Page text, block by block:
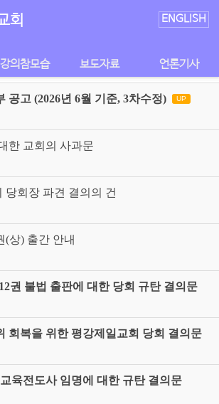
회 ENGLISH
의참모습 보도자료 언론기사
공고 (2026년 6월 기준, 3차수정) UP
한 교회의 사과문
당회장 파견 결의의 건
(상) 출간 안내
권 불법 출판에 대한 당회 규탄 결의문
회복을 위한 평강제일교회 당회 결의문
육전도사 임명에 대한 규탄 결의문